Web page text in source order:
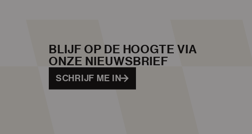
BLIJF OP DE HOOGTE VIA
ONZE NIEUWSBRIEF
SCHRIJF ME IN